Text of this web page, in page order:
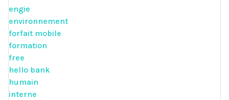
engie
environnement
forfait mobile
formation
free
hello bank
humain
interne